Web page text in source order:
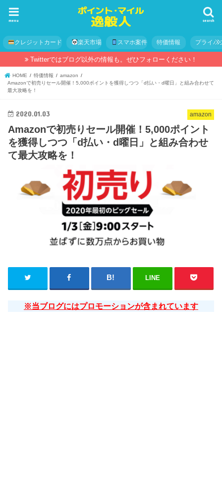
search
menu
クレジットカード 楽天市場 スマホ案件 特価情報 プライバ
Twitterではブログ以外の情報も。ぜひフォローください！
HOME 特価情報
amazon
Amazonで初売りセール開催！5,000ポイントを獲得しつつ「d払い・d曜日」と組み合わせて
最大攻略を！
amazon
2020.01.03
Amazonで初売りセール開催！5,000ポイント
を獲得しつつ「d払い・d曜日」と組み合わせ
て最大攻略を！
LINE
※当ブログにはプロモーションが含まれています